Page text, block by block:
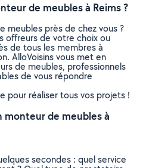
de meubles à Reims ?
meubles près de chez vous ?
offreurs de votre choix ou
de tous les membres à
AlloVoisins vous met en
de meubles, professionnels
de vous répondre
pour réaliser tous vos projets !
de meubles à
secondes : quel service